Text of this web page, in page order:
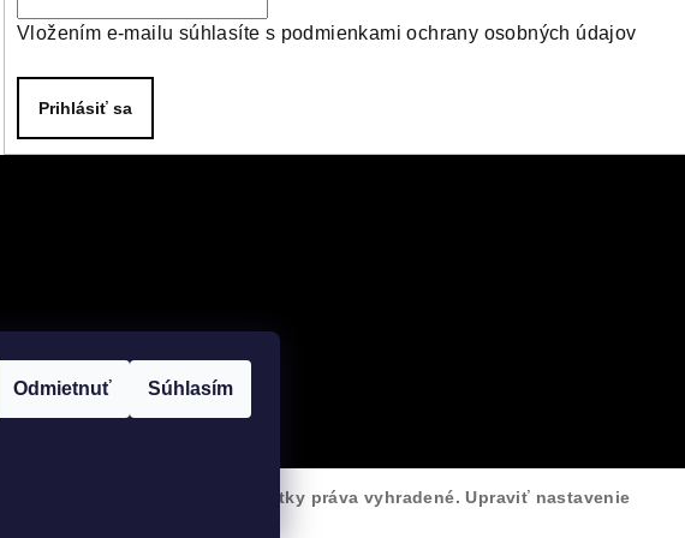
Odmietnuť Súhlasím
Vložením e-mailu súhlasíte s podmienkami ochrany osobných údajov
Prihlásiť sa
. Všetky práva vyhradené. Upraviť nastavenie